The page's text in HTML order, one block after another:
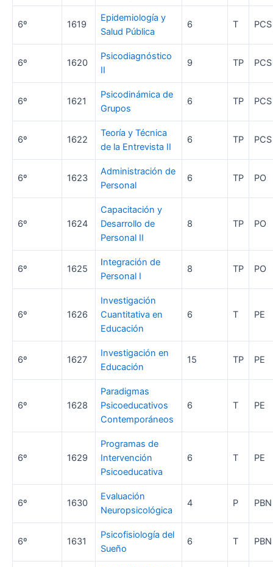
6º 1619
Epidemiología y
Salud Pública
6 T PCS
6º 1620
Psicodiagnóstico
II
9 TP PCS
6º 1621
Psicodinámica de
Grupos
6 TP PCS
6º 1622
Teoría y Técnica
de la Entrevista II
6 TP PCS
6º 1623
Administración de
Personal
6 TP PO
6º 1624
Capacitación y
Desarrollo de
Personal II
8 TP PO
6º 1625
Integración de
Personal I
8 TP PO
6º 1626
Investigación
Cuantitativa en
Educación
6 T PE
6º 1627
Investigación en
Educación
15 TP PE
6º 1628
Paradigmas
Psicoeducativos
Contemporáneos
6 T PE
6º 1629
Programas de
Intervención
Psicoeducativa
6 T PE
6º 1630
Evaluación
Neuropsicológica
4 P PBN
6º 1631
Psicofisiología del
Sueño
6 T PBN